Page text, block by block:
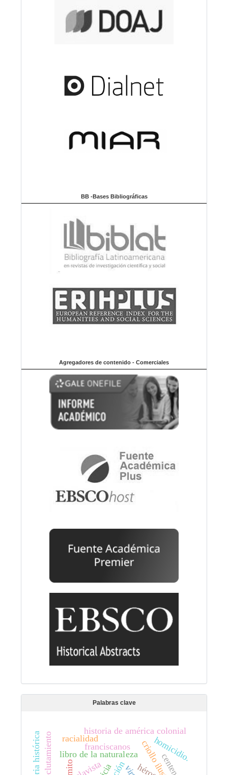
BB -Bases Bibliográficas
Agregadores de contenido - Comerciales
Palabras clave
libro de la naturaleza
historia de américa colonial
franciscanos
racialidad
reclutamiento homicidio.
mito